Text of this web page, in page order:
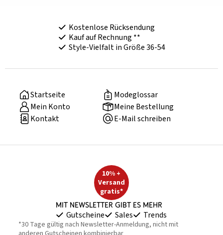
Kostenlose Rücksendung
Kauf auf Rechnung **
Style-Vielfalt in Größe 36-54
Startseite
Modeglossar
Mein Konto
Meine Bestellung
Kontakt
E-Mail schreiben
10% +
Versand
gratis*
Mit Newsletter gibt es mehr
Gutscheine Sales Trends
*30 Tage gültig nach Newsletter-Anmeldung, nicht mit